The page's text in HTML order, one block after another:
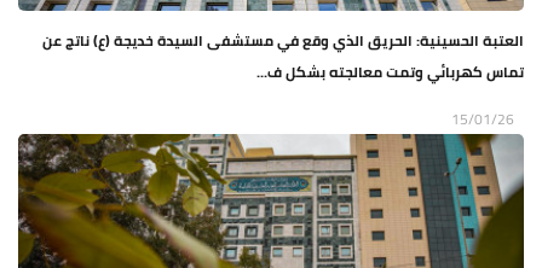
العتبة الحسينية: الحريق الذي وقع في مستشفى السيدة خديجة (ع) ناتج عن
تماس كهربائي وتمت معالجته بشكل ف...
15/01/26